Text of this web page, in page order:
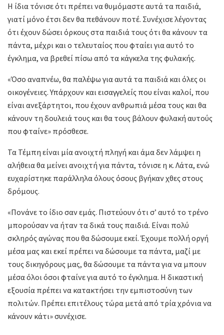
Η ίδια τόνισε ότι πρέπει να θυμόμαστε αυτά τα παιδιά,
γιατί μόνο έτσι δεν θα πεθάνουν ποτέ. Συνέχισε λέγοντας
ότι έχουν δώσει όρκους στα παιδιά τους ότι θα κάνουν τα
πάντα, μέχρι και ο τελευταίος που φταίει για αυτό το
έγκλημα, να βρεθεί πίσω από τα κάγκελα της φυλακής.
«Όσο αναπνέω, θα παλέψω για αυτά τα παιδιά και όλες οι
οικογένειες. Υπάρχουν και εισαγγελείς που είναι καλοί, που
είναι ανεξάρτητοι, που έχουν ανθρωπιά μέσα τους και θα
κάνουν τη δουλειά τους και θα τους βάλουν φυλακή αυτούς
που φταίνε» πρόσθεσε.
Τα Τέμπη είναι μία ανοιχτή πληγή και άμα δεν λάμψει η
αλήθεια θα μείνει ανοιχτή για πάντα, τόνισε η κ. Λάτα, ενώ
ευχαρίστηκε παράλληλα όλους όσους βγήκαν χθες στους
δρόμους.
«Πονάνε το ίδιο σαν εμάς. Πιστεύουν ότι σ’ αυτό το τρένο
μπορούσαν να ήταν τα δικά τους παιδιά. Είναι πολύ
σκληρός αγώνας που θα δώσουμε εκεί. Έχουμε πολλή οργή
μέσα μας και εκεί πρέπει να δώσουμε τα πάντα, μαζί με
τους δικηγόρους μας, θα δώσουμε τα πάντα για να μπουν
μέσα όλοι όσοι φταίνε για αυτό το έγκλημα. Η δικαστική
εξουσία πρέπει να κατακτήσει την εμπιστοσύνη των
πολιτών. Πρέπει επιτέλους τώρα μετά από τρία χρόνια να
κάνουν κάτι» συνέχισε.